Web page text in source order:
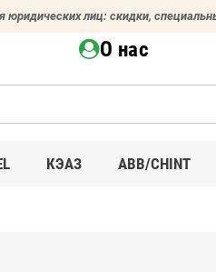
юридических лиц: скидки,
О нас
КЭАЗ ABB/CHINT